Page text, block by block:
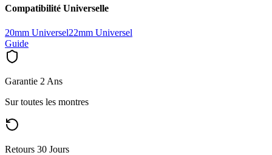
Compatibilité Universelle
20mm Universel22mm Universel
Guide
Garantie 2 Ans
Sur toutes les montres
Retours 30 Jours